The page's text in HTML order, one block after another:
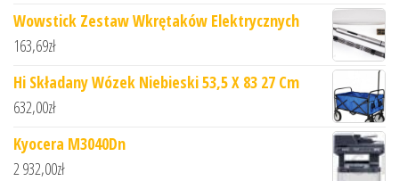
Wowstick Zestaw Wkrętaków Elektrycznych
163,69zł
Hi Składany Wózek Niebieski 53,5 X 83 27 Cm
632,00zł
Kyocera M3040Dn
2 932,00zł